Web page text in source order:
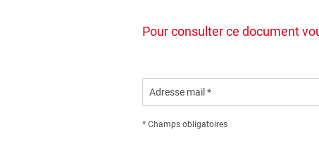
Pour consulter ce document
Adresse mail *
* Champs obligatoires